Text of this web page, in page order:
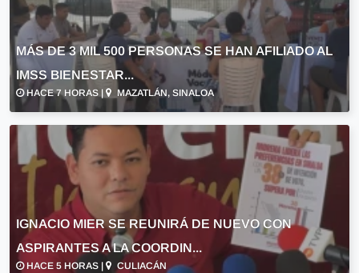
MÁS DE 3 MIL 500 PERSONAS SE HAN AFILIADO AL
IMSS BIENESTAR...
HACE 7 HORAS | MAZATLÁN, SINALOA
IGNACIO MIER SE REUNIRÁ DE NUEVO CON
ASPIRANTES A LA COORDIN...
HACE 5 HORAS | CULIACÁN